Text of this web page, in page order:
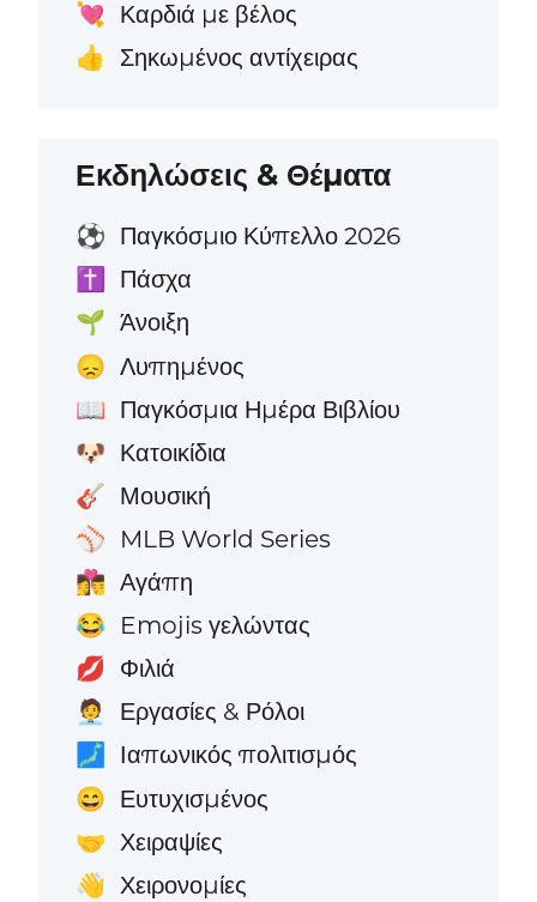
💘 Καρδιά με βέλος
👍 Σηκωμένος αντίχειρας
Εκδηλώσεις & Θέματα
⚽ Παγκόσμιο Κύπελλο 2026
✝️ Πάσχα
🌱 Άνοιξη
😞 Λυπημένος
📖 Παγκόσμια Ημέρα Βιβλίου
🐶 Κατοικίδια
🎸 Μουσική
⚾ MLB World Series
👩‍❤️‍💋‍👨 Αγάπη
😂 Emojis γελώντας
💋 Φιλιά
🧑‍💼 Εργασίες & Ρόλοι
🗾 Ιαπωνικός πολιτισμός
😄 Ευτυχισμένος
🤝 Χειραψίες
👋 Χειρονομίες